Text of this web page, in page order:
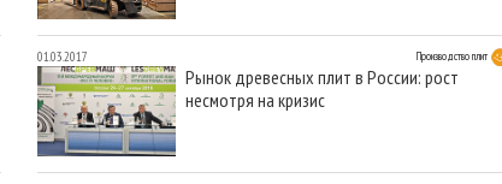
01.03.2017 Производство плит
Рынок древесных плит в России: рост
несмотря на кризис